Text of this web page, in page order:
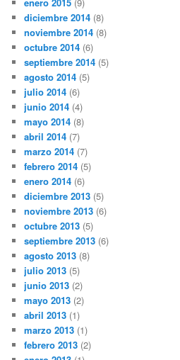
diciembre 2014 (8)
noviembre 2014 (8)
octubre 2014 (6)
septiembre 2014 (5)
agosto 2014 (5)
julio 2014 (6)
junio 2014 (4)
mayo 2014 (8)
abril 2014 (7)
marzo 2014 (7)
febrero 2014 (5)
enero 2014 (6)
diciembre 2013 (5)
noviembre 2013 (6)
octubre 2013 (5)
septiembre 2013 (6)
agosto 2013 (8)
julio 2013 (5)
junio 2013 (2)
mayo 2013 (2)
abril 2013 (1)
marzo 2013 (1)
febrero 2013 (2)